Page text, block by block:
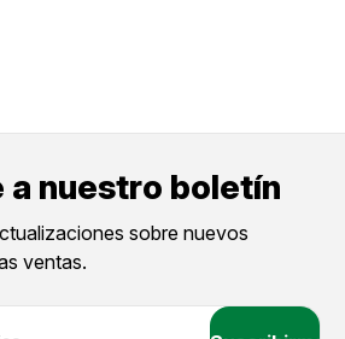
nuestro boletín
sobre nuevos
ventas.